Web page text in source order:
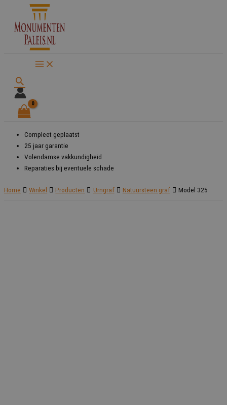
naar
Zoeken
Compleet geplaatst
25 jaar garantie
Volendamse vakkundigheid
Reparaties bij eventuele schade
Home Winkel Producten Urngraf Natuursteen graf Model 325